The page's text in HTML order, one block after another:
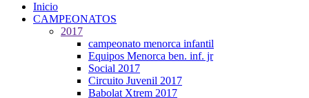
Inicio
CAMPEONATOS
2017
campeonato menorca infantil
Equipos Menorca ben. inf. jr
Social 2017
Circuito Juvenil 2017
Babolat Xtrem 2017